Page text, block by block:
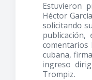
Estuvieron
Héctor
solicitando
comentarios
cubana,
ingreso
Trompiz.